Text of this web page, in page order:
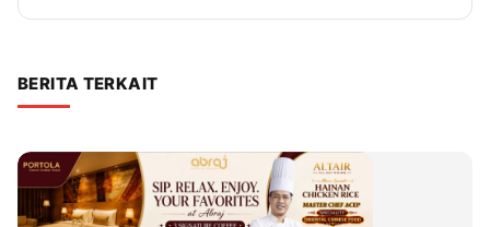
BERITA TERKAIT